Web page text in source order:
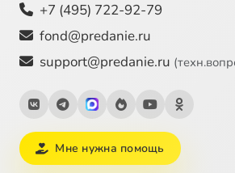
+7 (495) 722-92-79
fond@predanie.ru
support@predanie.ru
Мне нужна помощь